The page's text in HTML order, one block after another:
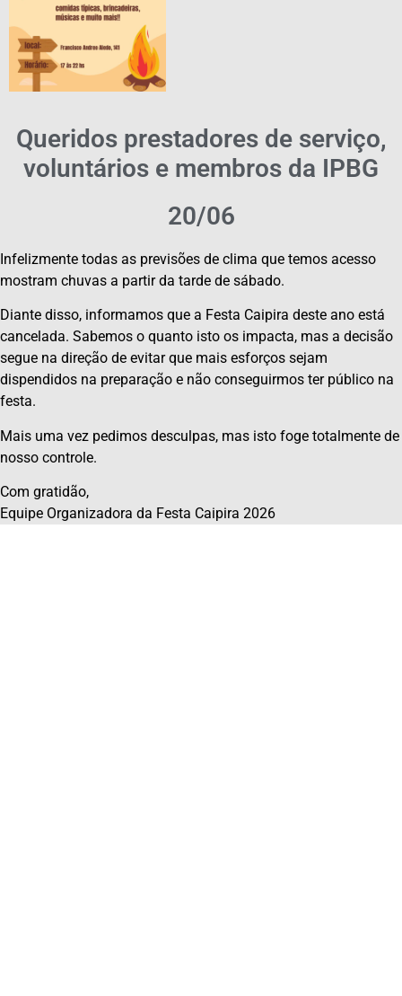
Queridos prestadores de serviço,
voluntários e membros da IPBG
20/06
Infelizmente todas as previsões de clima que temos acesso
mostram chuvas a partir da tarde de sábado.
Diante disso, informamos que a Festa Caipira deste ano está
cancelada. Sabemos o quanto isto os impacta, mas a decisão
segue na direção de evitar que mais esforços sejam
dispendidos na preparação e não conseguirmos ter público na
festa.
Mais uma vez pedimos desculpas, mas isto foge totalmente de
nosso controle.
Com gratidão,
Equipe Organizadora da Festa Caipira 2026